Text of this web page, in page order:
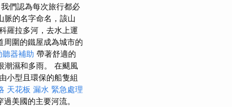
們認為每次旅行都必
脈的名字命名，該山
羅拉多河，去水上運
周圍的鐵屋成為城市的
聽器補助 帶著舒適的
潮濕和多雨。 在颶風
小型且環保的船隻組
天花板 漏水 緊急處理
美國的主要河流。